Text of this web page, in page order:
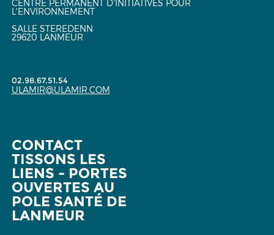
CENTRE PERMANENT D'INITIATIVES POUR
L'ENVIRONNEMENT
SALLE STEREDENN
29620 LANMEUR
02.98.67.51.54
ULAMIR@ULAMIR.COM
CONTACT
TISSONS LES
LIENS - PORTES
OUVERTES AU
POLE SANTÉ DE
LANMEUR